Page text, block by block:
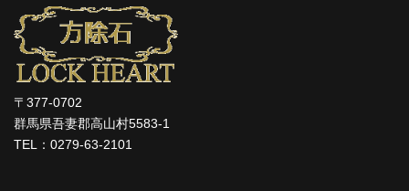
〒377-0702
群馬県吾妻郡高山村5583-1
TEL：0279-63-2101